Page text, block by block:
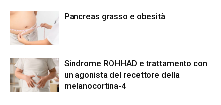
Pancreas grasso e obesità
Sindrome ROHHAD e trattamento con
un agonista del recettore della
melanocortina-4